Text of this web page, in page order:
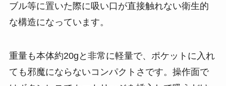
ブル等に置いた際に吸い口が直接触れない衛生的
な構造になっています​。
重量も本体約20gと非常に軽量で、ポケットに入れ
ても邪魔にならないコンパクトさです​。操作面で